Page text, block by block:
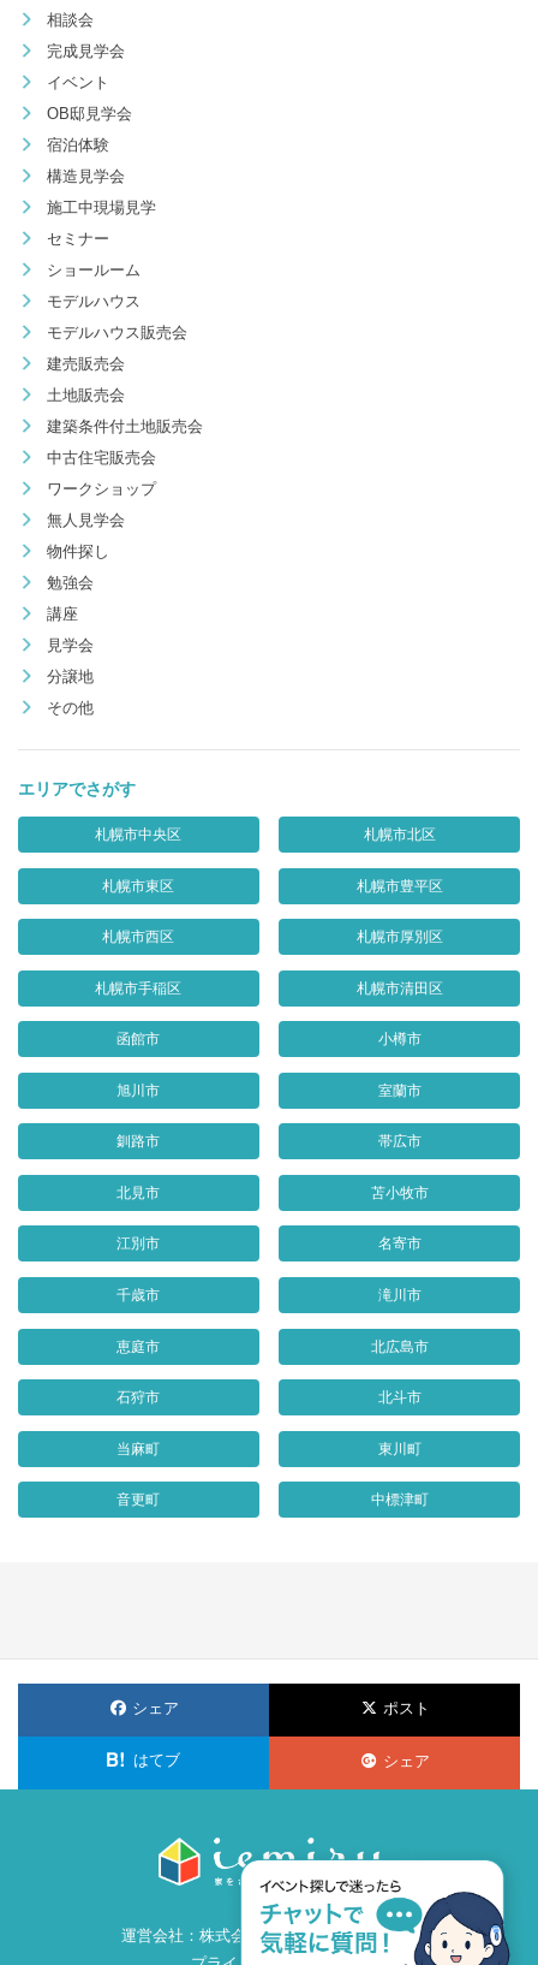
相談会
完成見学会
イベント
OB邸見学会
宿泊体験
構造見学会
施工中現場見学
セミナー
ショールーム
モデルハウス
モデルハウス販売会
建売販売会
土地販売会
建築条件付土地販売会
中古住宅販売会
ワークショップ
無人見学会
物件探し
勉強会
講座
見学会
分譲地
その他
エリアでさがす
札幌市中央区 札幌市北区
札幌市東区 札幌市豊平区
札幌市西区 札幌市厚別区
札幌市手稲区 札幌市清田区
函館市 小樽市
旭川市 室蘭市
釧路市 帯広市
北見市 苫小牧市
江別市 名寄市
千歳市 滝川市
恵庭市 北広島市
石狩市 北斗市
当麻町 東川町
音更町 中標津町
シェア ポスト
はてブ シェア
運営会社： 株式会社ビズ・クリエイション